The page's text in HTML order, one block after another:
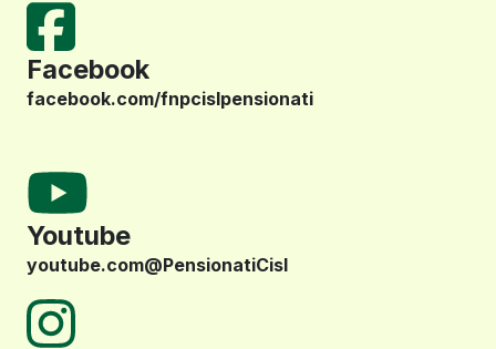
Facebook
facebook.com/fnpcislpensionati
Youtube
youtube.com@PensionatiCisl